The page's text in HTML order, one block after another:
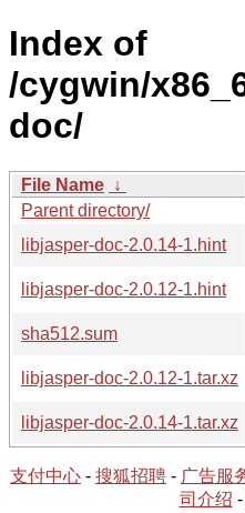
Index of
/cygwin/
doc/
File Name ↓
Parent directory/
libjasper-doc-2.0.14-1.hint
libjasper-doc-2.0.12-1.hint
sha512.sum
libjasper-doc-2.0.12-1.tar.xz
libjasper-doc-2.0.14-1.tar.xz
支付中心 - 搜狐招聘 - 广告服
司介绍 -